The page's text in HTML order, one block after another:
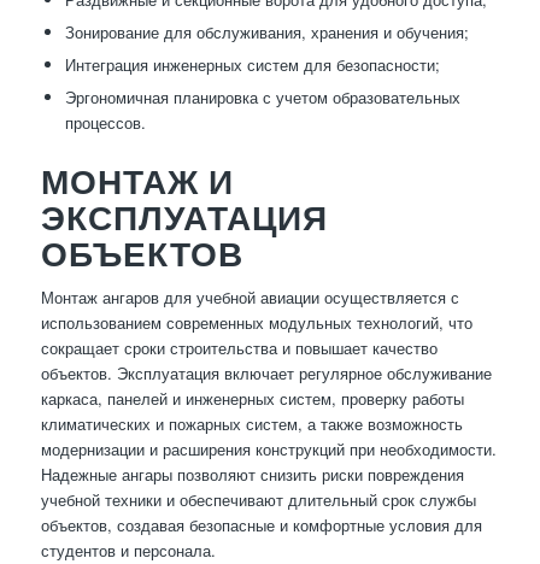
Зонирование для обслуживания, хранения и обучения;
Интеграция инженерных систем для безопасности;
Эргономичная планировка с учетом образовательных
процессов.
МОНТАЖ И
ЭКСПЛУАТАЦИЯ
ОБЪЕКТОВ
Монтаж ангаров для учебной авиации осуществляется с
использованием современных модульных технологий, что
сокращает сроки строительства и повышает качество
объектов. Эксплуатация включает регулярное обслуживание
каркаса, панелей и инженерных систем, проверку работы
климатических и пожарных систем, а также возможность
модернизации и расширения конструкций при необходимости.
Надежные ангары позволяют снизить риски повреждения
учебной техники и обеспечивают длительный срок службы
объектов, создавая безопасные и комфортные условия для
студентов и персонала.